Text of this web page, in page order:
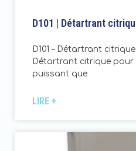
D101 | Détartrant
D101 – Détartrant
Détartrant citrique pour
puissant que
LIRE +